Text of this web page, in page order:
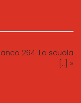
264. La scuola
[..] »